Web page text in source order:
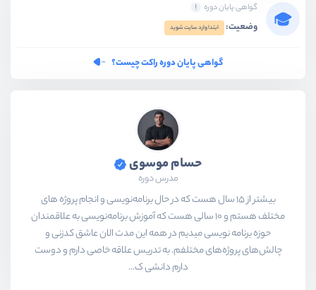
گواهی پایان دوره
وضعیت: ابتدا وارد سایت شوید
گواهی پایان دوره راکت چیست؟
حسام موسوی
مدرس دوره
بیشتر از ۱۵ سال هست که در حال برنامه‌نویسی و انجام پروژه های
مختلف هستم و ۱۰ سالی هست که آموزش برنامه‌نویسی به علاقمندان
حوزه برنامه نویسی میدیم در همه این مدت الان عاشق کدزنی و
چالش‌های پروژه‌های مختلفم. به تدریس علاقه خاصی دارم و دوست
دارم دانشی ک...